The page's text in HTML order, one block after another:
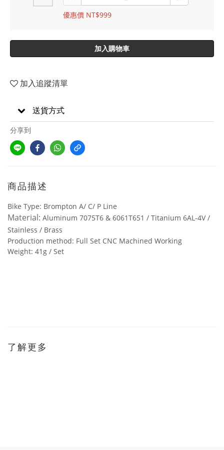
優惠價 NT$999
加入購物車
加入追蹤清單
送貨方式
分享到
商品描述
Bike Type: Brompton A/ C/ P Line
Material: Aluminum 7075T6 & 6061T651 / Titanium 6AL-4V /
Stainless / Brass
Production method: Full Set CNC Machined Working
Weight: 41g / Set
了解更多